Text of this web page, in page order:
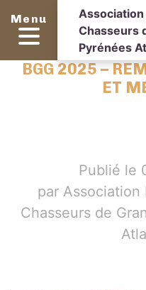
Menu
Chasseurs
Pyrénées
BGG 2025 –
ET
Publié le
par
Chasseurs de